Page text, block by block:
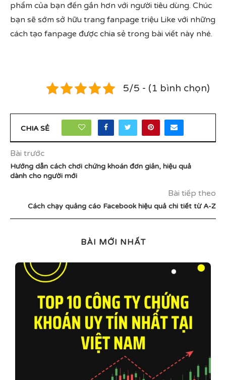
phẩm của bạn đến gần hơn với người tiêu dùng. Chúc
bạn sẽ sớm sở hữu trang fanpage triệu Like với những
cách tạo fanpage được chia sẻ trong bài viết này nhé.
5/5 - (1 bình chọn)
CHIA SẺ
Bài trước
Hướng dẫn cách chơi chứng khoán đơn giản, hiệu quả
dành cho người mới
Bài tiếp theo
Cách chạy quảng cáo Facebook hiệu quả chi tiết từ A-Z
BÀI MỚI NHẤT